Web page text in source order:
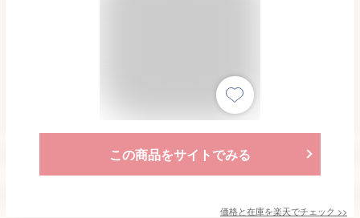
この商品をサイトでみる
価格と在庫を楽天でチェック >>